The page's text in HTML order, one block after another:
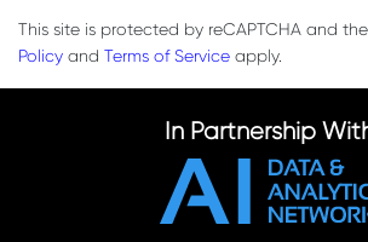
This site is protected by reCAPTCHA and
Policy and Terms of Service apply.
In Partnership